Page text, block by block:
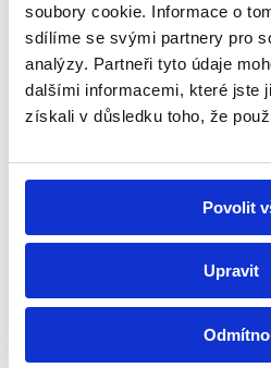
soubory cookie. Informace o
sdílíme se svými partnery pro
analýzy. Partneři tyto údaje
dalšími informacemi, které jste
získali v důsledku toho, že
Povolit
Upravit
Grilovaná
zelenina
množství